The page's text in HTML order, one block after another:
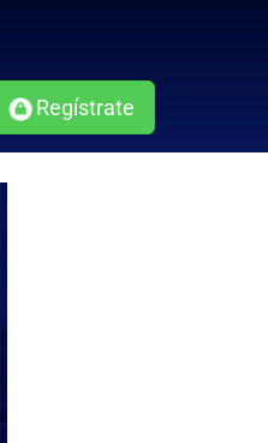
Regístrate